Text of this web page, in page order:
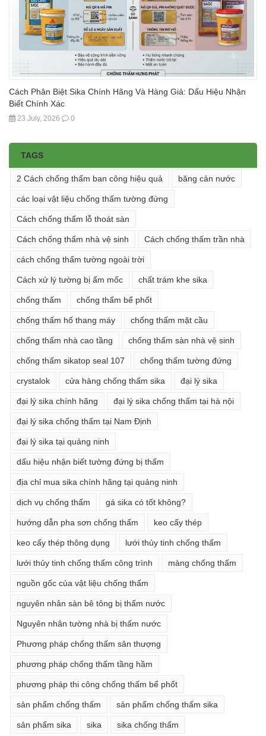
Cách Phân Biệt Sika Chính Hãng Và Hàng Giả: Dấu Hiệu Nhận
Biết Chính Xác
23 July, 2026 0
TAGS
2 Cách chống thấm ban công hiệu quả băng cản nước
các loại vật liệu chống thấm tường đứng
Cách chống thấm lỗ thoát sàn
Cách chống thấm nhà vệ sinh Cách chống thấm trần nhà
cách chống thấm tường ngoài trời
Cách xử lý tường bị ẩm mốc chất trám khe sika
chống thấm chống thấm bể phốt
chống thấm hố thang máy chống thấm mặt cầu
chống thấm nhà cao tầng chống thấm sàn nhà vệ sinh
chống thấm sikatop seal 107 chống thấm tường đứng
crystalok cửa hàng chống thấm sika đại lý sika
đại lý sika chính hãng đại lý sika chống thấm tại hà nội
đại lý sika chống thấm tại Nam Định
đại lý sika tại quảng ninh
dấu hiệu nhận biết tường đứng bị thấm
địa chỉ mua sika chính hãng tại quảng ninh
dịch vụ chống thấm gá sika có tốt không?
hướng dẫn pha sơn chống thấm keo cấy thép
keo cấy thép thông dụng lưới thủy tinh chống thấm
lưới thủy tinh chống thấm công trình màng chống thấm
nguồn gốc của vật liệu chống thấm
nguyên nhân sàn bê tông bị thấm nước
Nguyên nhân tường nhà bị thấm nước
Phương pháp chống thấm sân thượng
phương pháp chống thấm tầng hầm
phương pháp thi công chống thấm bể phốt
sản phẩm chống thấm sản phẩm chống thấm sika
sản phẩm sika sika sika chống thấm